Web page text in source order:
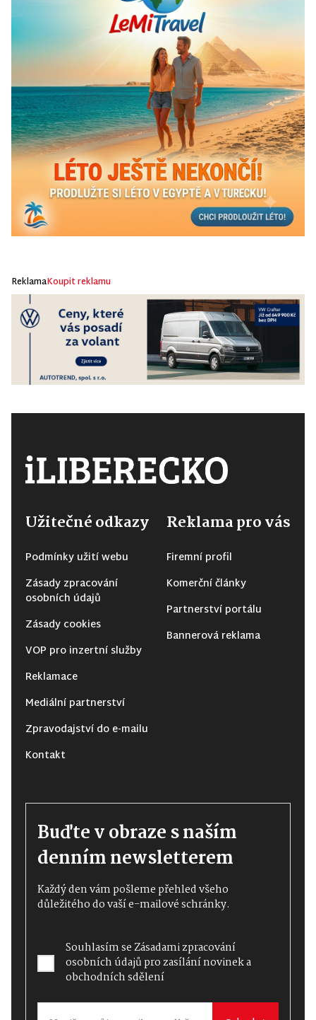
ReklamaKoupit reklamu
Užitečné odkazy
Podmínky užití webu
Zásady zpracování
osobních údajů
Zásady cookies
VOP pro inzertní služby
Reklamace
Mediální partnerství
Zpravodajství do e-mailu
Kontakt
Reklama pro vás
Firemní profil
Komerční články
Partnerství portálu
Bannerová reklama
Buďte v obraze s naším
denním newsletterem
Každý den vám pošleme přehled všeho
důležitého do vaší e-mailové schránky.
Souhlasím seZásadami zpracování
osobních údajůpro zasílání novinek a
obchodních sdělení